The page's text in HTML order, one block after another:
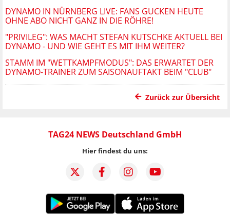
DYNAMO IN NÜRNBERG LIVE: FANS GUCKEN HEUTE
OHNE ABO NICHT GANZ IN DIE RÖHRE!
"PRIVILEG": WAS MACHT STEFAN KUTSCHKE AKTUELL BEI
DYNAMO - UND WIE GEHT ES MIT IHM WEITER?
STAMM IM "WETTKAMPFMODUS": DAS ERWARTET DER
DYNAMO-TRAINER ZUM SAISONAUFTAKT BEIM "CLUB"
Zurück zur Übersicht
TAG24 NEWS Deutschland GmbH
Hier findest du uns: